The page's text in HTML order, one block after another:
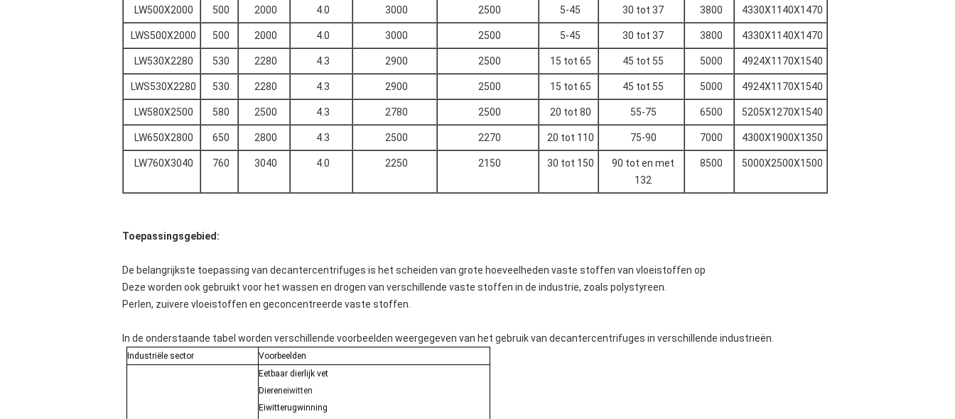
LW500X2000 500 2000 4.0 3000 2500 5-45 30 tot 37 3800 4330X1140X1470
LWS500X2000 500 2000 4.0 3000 2500 5-45 30 tot 37 3800 4330X1140X1470
LW530X2280 530 2280 4.3 2900 2500 15 tot 65 45 tot 55 5000 4924X1170X1540
LWS530X2280 530 2280 4.3 2900 2500 15 tot 65 45 tot 55 5000 4924X1170X1540
LW580X2500 580 2500 4.3 2780 2500 20 tot 80 55-75 6500 5205X1270X1540
LW650X2800 650 2800 4.3 2500 2270 20 tot 110 75-90 7000 4300X1900X1350
LW760X3040 760 3040 4.0 2250 2150 30 tot 150
90 tot en met
132
8500 5000X2500X1500
Toepassingsgebied:
De belangrijkste toepassing van decantercentrifuges is het scheiden van grote hoeveelheden vaste stoffen van vloeistoffen op
Deze worden ook gebruikt voor het wassen en drogen van verschillende vaste stoffen in de industrie, zoals polystyreen.
Perlen, zuivere vloeistoffen en geconcentreerde vaste stoffen.
In de onderstaande tabel worden verschillende voorbeelden weergegeven van het gebruik van decantercentrifuges in verschillende industrieën.
Industriële sector Voorbeelden
Eetbaar dierlijk vet
Diereneiwitten
Eiwitterugwinning